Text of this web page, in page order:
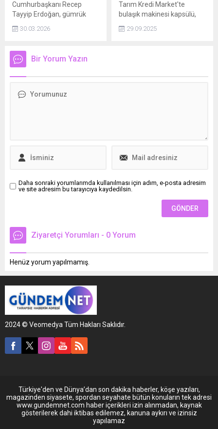
Cumhurbaşkanı Recep
Tayyip Erdoğan, gümrük
muhafaza memurları ile
orman muhafaza
hizmetlerinden 20 ay
ücretsiz yararlanma imkanı
30.03.2026
Tarım Kredi Market'te
bulaşık makinesi kapsülü,
dev havlu, toz çamaşır
deterjanı, yumuşatıcı,
29.09.2025
Bir Yorum Yazın
Daha sonraki yorumlarımda kullanılması için adım, e-posta adresim
ve site adresim bu tarayıcıya kaydedilsin.
Ziyaretçi Yorumları - 0 Yorum
Henüz yorum yapılmamış.
2024 © Veomedya Tüm Hakları Saklıdır.
Türkiye'den ve Dünya’dan son dakika haberler, köşe yazıları,
magazinden siyasete, spordan seyahate bütün konuların tek adresi
www.gundemnet.com haber içerikleri izin alınmadan, kaynak
gösterilerek dahi iktibas edilemez, kanuna aykırı ve izinsiz
yapılamaz